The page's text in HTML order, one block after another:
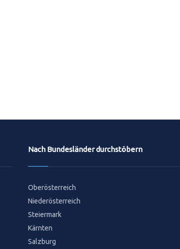
Nach Bundesländer durchstöbern
Oberösterreich
Niederösterreich
Steiermark
Kärnten
Salzburg